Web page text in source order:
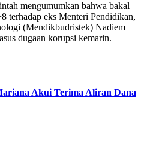
mengumumkan bahwa bakal
terhadap eks Menteri Pendidikan,
(Mendikbudristek) Nadiem
dugaan korupsi kemarin.
Akui Terima Aliran Dana